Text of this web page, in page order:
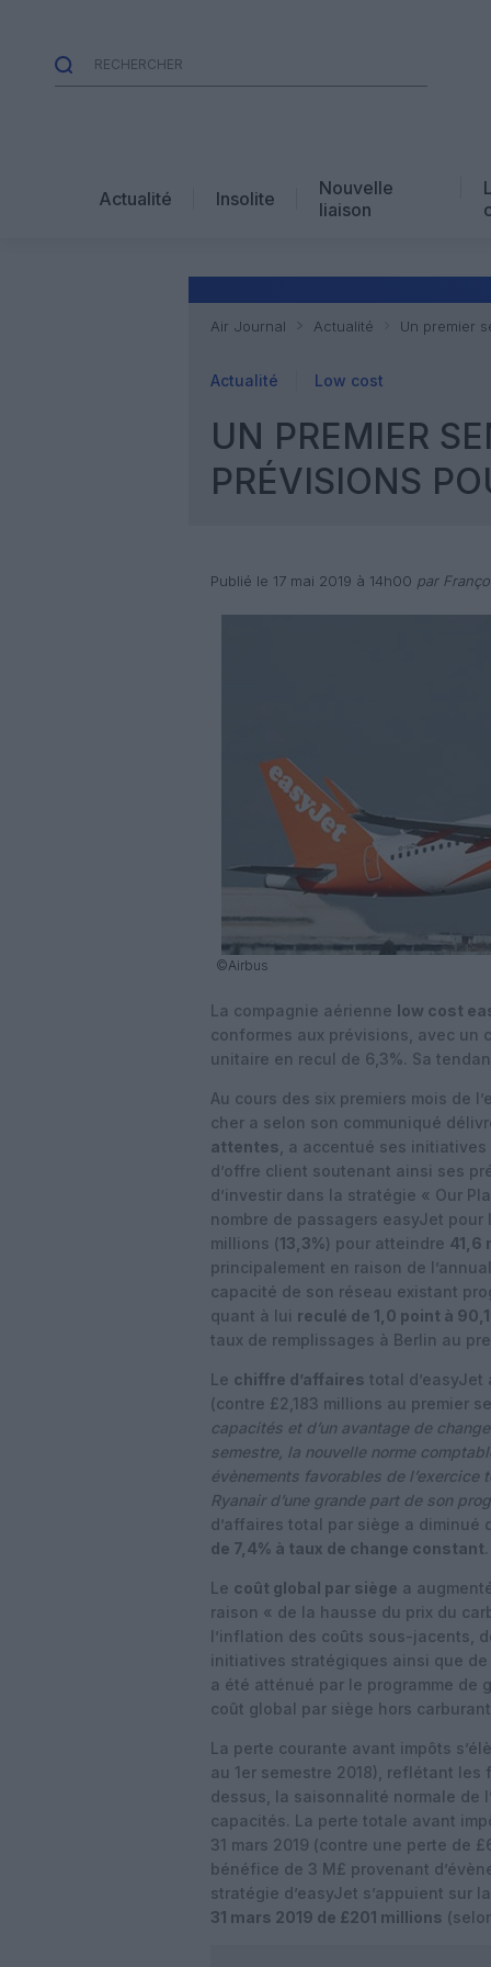
Actualité Insolite
Nouvelle
liaison
Air Journal Actualité Un premier
Actualité Low cost
UN PREMIER
PRÉVISIONS
Publié le 17 mai 2019 à 14h00 par
©Airbus
La compagnie aérienne low cost
conformes aux prévisions, avec un
unitaire en recul de 6,3%. Sa
Au cours des six premiers mois de
cher a selon son communiqué
attentes , a accentué ses
d’offre client soutenant ainsi ses
d’investir dans la stratégie « Our
nombre de passagers easyJet pour
millions (13,3%) pour atteindre 41,6
principalement en raison de
capacité de son réseau existant
quant à lui reculé de 1,0 point à
taux de remplissages à Berlin au
Le chiffre d’affaires total d’easyJet
(contre £2,183 millions au premier
capacités et d’un avantage de
semestre, la nouvelle norme
évènements favorables de
Ryanair d’une grande part de son
d’affaires total par siège a diminué
de 7,4% à taux de change constant.
Le coût global par siège a
raison « de la hausse du prix du
l’inflation des coûts sous-jacents,
initiatives stratégiques ainsi que de
a été atténué par le programme de
coût global par siège hors
La perte courante avant impôts
au 1er semestre 2018), reflétant
dessus, la saisonnalité normale de
capacités. La perte totale avant
31 mars 2019 (contre une perte de
bénéfice de 3 M£ provenant
stratégie d’easyJet s’appuient sur
31 mars 2019 de £201 millions